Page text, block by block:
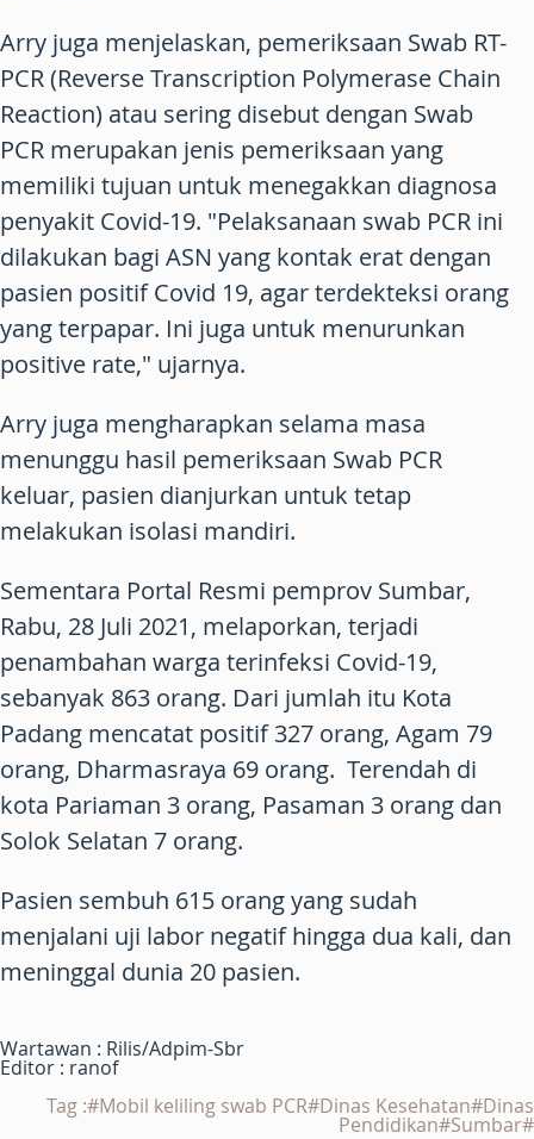
Arry juga menjelaskan, pemeriksaan Swab RT-
PCR (Reverse Transcription Polymerase Chain
Reaction) atau sering disebut dengan Swab
PCR merupakan jenis pemeriksaan yang
memiliki tujuan untuk menegakkan diagnosa
penyakit Covid-19. "Pelaksanaan swab PCR ini
dilakukan bagi ASN yang kontak erat dengan
pasien positif Covid 19, agar terdekteksi orang
yang terpapar. Ini juga untuk menurunkan
positive rate," ujarnya.
Arry juga mengharapkan selama masa
menunggu hasil pemeriksaan Swab PCR
keluar, pasien dianjurkan untuk tetap
melakukan isolasi mandiri.
Sementara Portal Resmi pemprov Sumbar,
Rabu, 28 Juli 2021, melaporkan, terjadi
penambahan warga terinfeksi Covid-19,
sebanyak 863 orang. Dari jumlah itu Kota
Padang mencatat positif 327 orang, Agam 79
orang, Dharmasraya 69 orang. Terendah di
kota Pariaman 3 orang, Pasaman 3 orang dan
Solok Selatan 7 orang.
Pasien sembuh 615 orang yang sudah
menjalani uji labor negatif hingga dua kali, dan
meninggal dunia 20 pasien.
Wartawan : Rilis/Adpim-Sbr
Editor : ranof
Tag :#Mobil keliling swab PCR#Dinas Kesehatan#Dinas
Pendidikan#Sumbar#